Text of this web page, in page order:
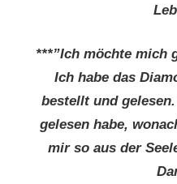
***”Ich möchte mich
Ich habe das
bestellt und
gelesen habe,
mir so aus der